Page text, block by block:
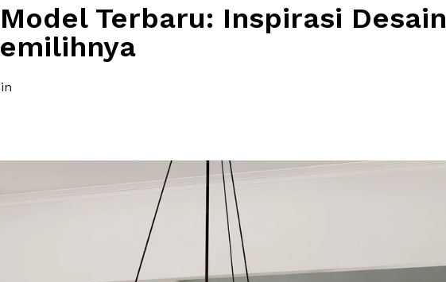
Terbaru: Inspirasi Desain